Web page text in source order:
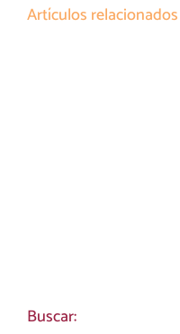
Artículos relacionados
Buscar: